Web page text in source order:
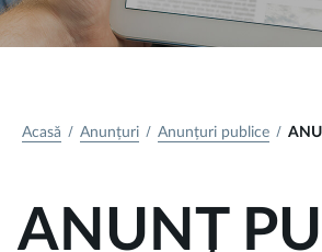
Acasă Anunțuri Anunțuri publice
ANUNŢ